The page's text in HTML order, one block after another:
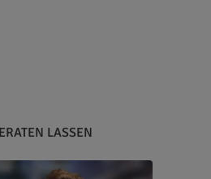
LASSEN